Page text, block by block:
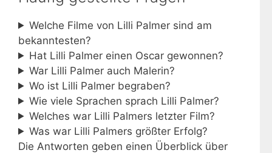
Welche Filme von Lilli Palmer sind am
bekanntesten?
Hat Lilli Palmer einen Oscar gewonnen?
War Lilli Palmer auch Malerin?
Wo ist Lilli Palmer begraben?
Wie viele Sprachen sprach Lilli Palmer?
Welches war Lilli Palmers letzter Film?
Was war Lilli Palmers größter Erfolg?
Die Antworten geben einen Überblick über